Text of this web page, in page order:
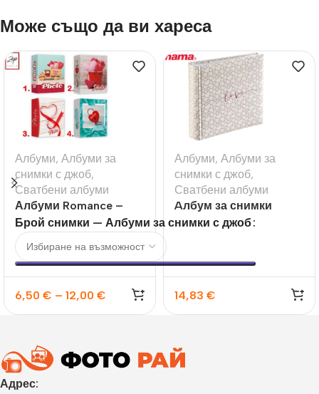
Може също да ви хареса
Албуми, Албуми за
снимки с джоб,
Сватбени албуми
Албуми Romance –
10х15 100бр и 200бр
Брой снимки — Албуми за снимки с джоб
6,50 € – 12,00 €
Албуми, Албуми за
снимки с джоб,
Сватбени албуми
Aлбум за снимки
Romance, 10×15
14,83 €
Адрес: